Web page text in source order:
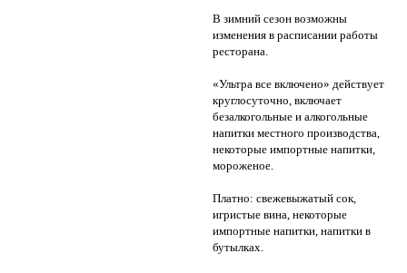
В зимний сезон возможны
изменения в расписании работы
ресторана.
«Ультра все включено» действует
круглосуточно, включает
безалкогольные и алкогольные
напитки местного производства,
некоторые импортные напитки,
мороженое.
Платно: свежевыжатый сок,
игристые вина, некоторые
импортные напитки, напитки в
бутылках.